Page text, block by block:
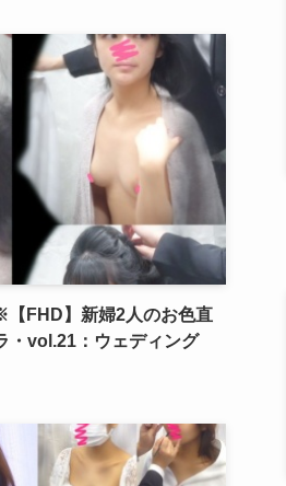
FHD】新婦2人のお色直
・vol.21：ウェディング